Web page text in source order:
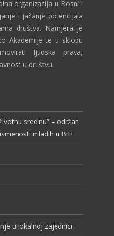
organizacija u Bosni i
i jačanje potencijala
društva. Namjera je
Akademije te u sklopu
ljudska prava,
u društvu.
sredinu” – održan
mladih u BiH
u lokalnoj zajednici